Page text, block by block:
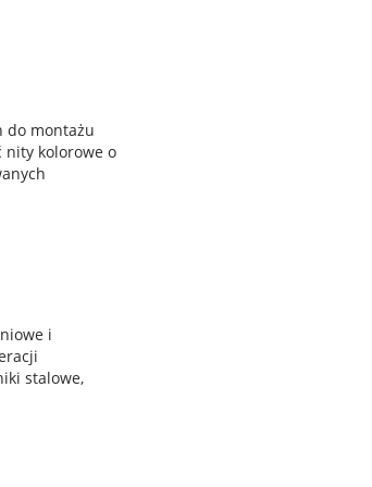
do montażu
kolorowe o
i
stalowe,